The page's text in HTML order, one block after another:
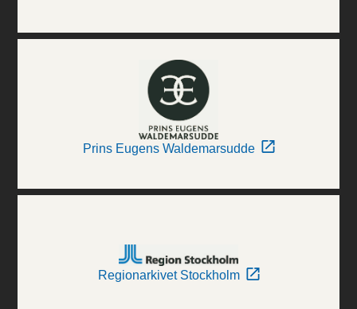
Prins Eugens Waldemarsudde
Regionarkivet Stockholm